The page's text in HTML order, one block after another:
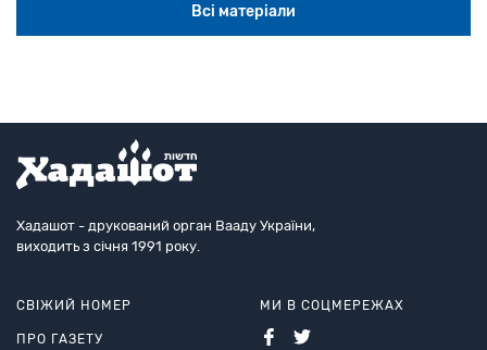
Всі матеріали
Хадашот - друкований орган Вааду України,
виходить з січня 1991 року.
СВІЖИЙ НОМЕР
ПРО ГАЗЕТУ
МИ В СОЦМЕРЕЖАХ